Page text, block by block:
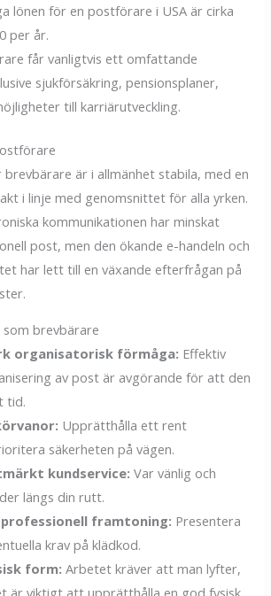
lönen för en postförare i USA är cirka
per år.
får vanligtvis ett omfattande
sjukförsäkring, pensionsplaner,
till karriärutveckling.
är i allmänhet stabila, med en
i linje med genomsnittet för alla yrken.
kommunikationen har minskat
post, men den ökande e-handeln och
har lett till en växande efterfrågan på
brevbärare
organisatorisk förmåga: Effektiv
av post är avgörande för att den
tid.
Upprätthålla ett rent
säkerheten på vägen.
kundservice: Var vänlig och
längs din rutt.
framtoning: Presentera
krav på klädkod.
form: Arbetet kräver att man lyfter,